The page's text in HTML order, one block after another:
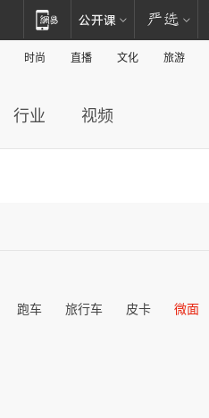
时尚 直播 文化 旅游
行业 视频
跑车 旅行车 皮卡 微面